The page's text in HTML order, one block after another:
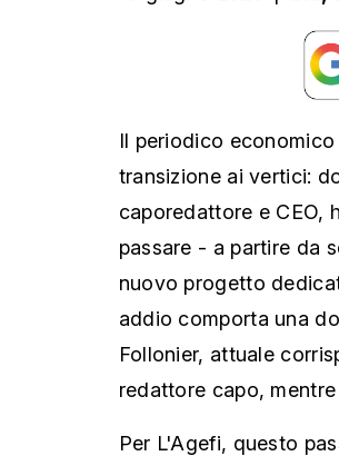
Il periodico
transizione ai vertici:
caporedattore e CEO,
passare - a partire da
nuovo progetto
addio comporta una
Follonier, attuale
redattore capo,
Per L'Agefi, questo